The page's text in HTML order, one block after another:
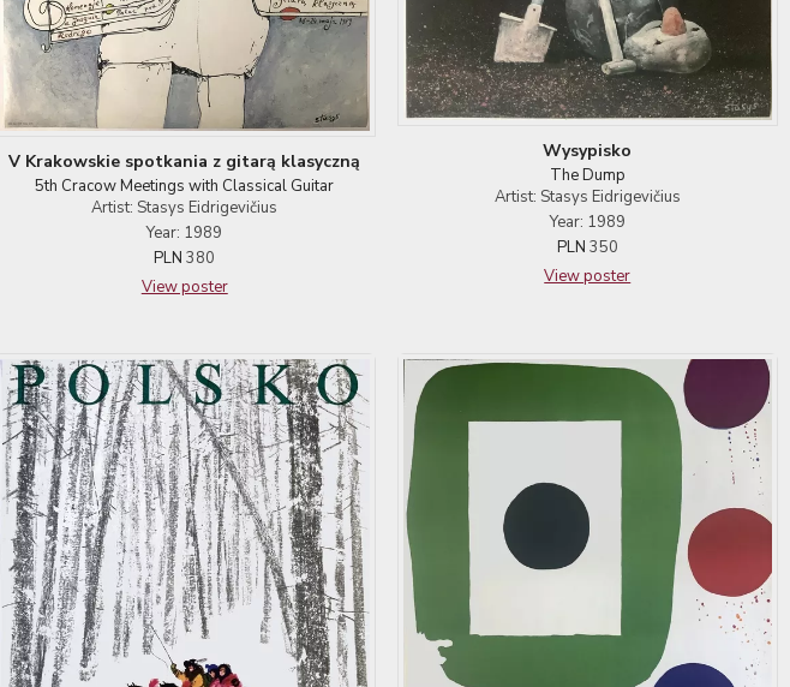
V Krakowskie spotkania z gitarą klasyczną
5th Cracow Meetings with Classical Guitar
Artist: Stasys Eidrigevičius
Year: 1989
PLN 380
View poster
Wysypisko
The Dump
Artist: Stasys Eidrigevičius
Year: 1989
PLN 350
View poster